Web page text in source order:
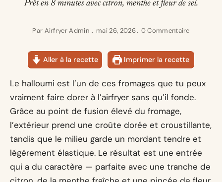
Prêt en 8 minutes avec citron, menthe et fleur de sel.
Par Airfryer Admin mai 26, 2026 0 Commentaire
Aller à la recette Imprimer la recette
Le halloumi est l’un de ces fromages que tu peux
vraiment faire dorer à l’airfryer sans qu’il fonde.
Grâce au point de fusion élevé du fromage,
l’extérieur prend une croûte dorée et croustillante,
tandis que le milieu garde un mordant tendre et
légèrement élastique. Le résultat est une entrée
qui a du caractère — parfaite avec une tranche de